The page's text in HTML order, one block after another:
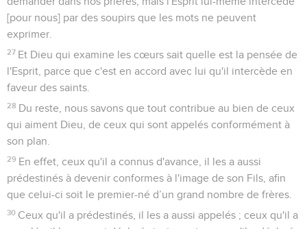
[pour nous] par des soupirs que les mots ne peuvent
exprimer.
27 Et Dieu qui examine les cœurs sait quelle est la pensée de
l'Esprit, parce que c'est en accord avec lui qu'il intercède en
faveur des saints.
28 Du reste, nous savons que tout contribue au bien de ceux
qui aiment Dieu, de ceux qui sont appelés conformément à
son plan.
29 En effet, ceux qu'il a connus d'avance, il les a aussi
prédestinés à devenir conformes à l'image de son Fils, afin
que celui-ci soit le premier-né d’un grand nombre de frères.
30 Ceux qu'il a prédestinés, il les a aussi appelés ; ceux qu'il a